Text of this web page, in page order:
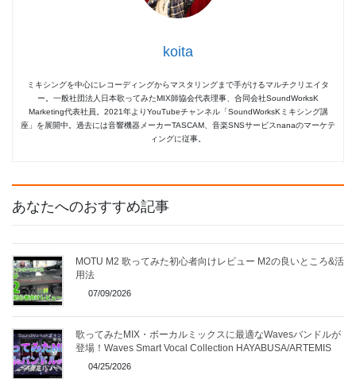
koita
ミキシングを中心にレコーディングからマスタリングまで手がけるマルチクリエイタ
ー。一般社団法人日本歌ってみたMIX師協会代表理事、合同会社SoundWorksK
Marketing代表社員。2021年よりYouTubeチャンネル「SoundWorksKミキシング講
座」を展開中。過去には音響機器メーカーTASCAM、音楽SNSサービスnanaのマーケテ
ィングに従事。
あなたへのおすすめ記事
MOTU M2 歌ってみた初心者向けレビュー M2の良いところ&活
用法
07/09/2026
歌ってみたMIX・ボーカルミックスに最適なWavesバンドルが
登場！Waves Smart Vocal Collection HAYABUSA/ARTEMIS
04/25/2026